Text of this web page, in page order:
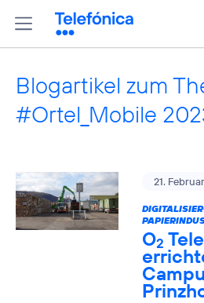
Blogartikel zum
#Ortel_Mobile
21.
O2